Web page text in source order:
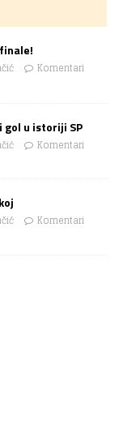
Komentari
gol u istoriji SP
Komentari
Komentari